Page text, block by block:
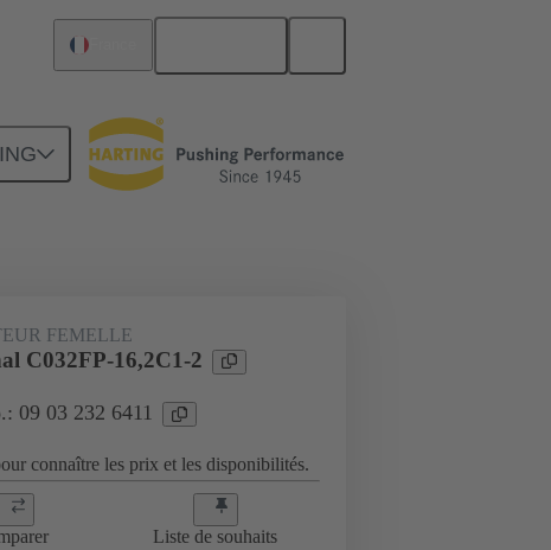
Raccordement carte mère à carte fille
FEMELLE
C032FP-16,2C1-2
09 03 232 6411
connaître les prix et les disponibilités.
Liste de souhaits